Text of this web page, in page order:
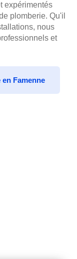
expérimentés
plomberie. Qu'il
nous
et
Famenne